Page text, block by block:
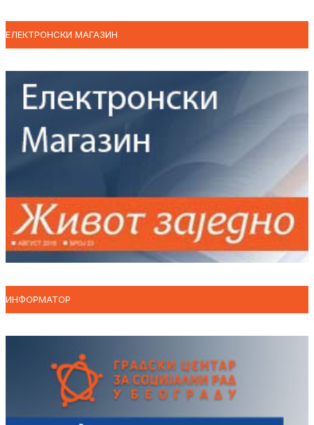
ЕЛЕКТРОНСКИ МАГАЗИН
ИНФОРМАТОР